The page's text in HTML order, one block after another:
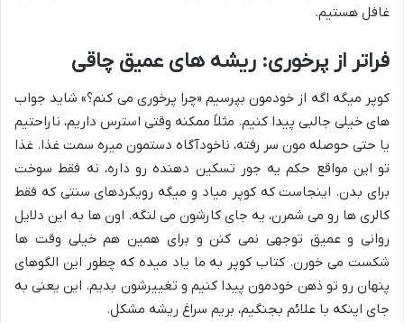
غافل هستیم.
فراتر از پرخوری: ریشه های عمیق چاقی
کوپر میگه اگه از خودمون بپرسیم «چرا پرخوری می کنم؟» شاید جواب
های خیلی جالبی پیدا کنیم. مثلاً ممکنه وقتی استرس داریم، ناراحتیم
یا حتی حوصله مون سر رفته، ناخودآگاه دستمون میره سمت غذا. غذا
تو این مواقع حکم یه جور تسکین دهنده رو داره، نه فقط سوخت
برای بدن. اینجاست که کوپر میاد و میگه رویکردهای سنتی که فقط
کالری ها رو می شمرن، یه جای کارشون می لنگه. اون ها به این دلایل
روانی و عمیق توجهی نمی کنن و برای همین هم خیلی وقت ها
شکست می خورن. کتاب کوپر به ما یاد میده که چطور این الگوهای
پنهان رو تو ذهن خودمون پیدا کنیم و تغییرشون بدیم. این یعنی به
جای اینکه با علائم بجنگیم، بریم سراغ ریشه مشکل.